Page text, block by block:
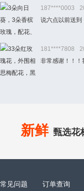
187****0003
说六点以前送到
181****7808
非常感谢！！！
新鲜 甄选花
常见问题 订单查询